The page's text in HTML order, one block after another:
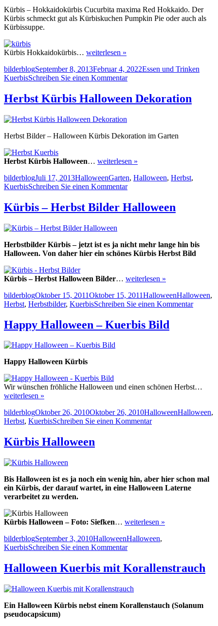
Kürbis – Hokkaidokürbis Cucurbita maxima Red Hokkaido. Der
Kürbis schmeckt gut als Kürbiskuchen Pumpkin Pie oder auch als
Kürbissuppe.
Kürbis Hokkaidokürbis… weiterlesen »
Autor
bilderblogVeröffentlicht
am
September 8, 2013Februar 4, 2022Kategorien
Essen und Trinken
KuerbisSchreiben Sie einen Kommentarzu
Hokkaidokürbis
Herbst Kürbis Halloween Dekoration
Herbst Bilder – Halloween Kürbis Dekoration im Garten
Herbst Kürbis Halloween… weiterlesen »
Autor
bilderblogVeröffentlicht
am
Juli 17, 2013Kategorien
HalloweenSchlagwörter
Garten, Halloween, Herbst,
KuerbisSchreiben Sie einen Kommentarzu
Kürbis
Halloween
Kürbis – Herbst Bilder Halloween
Herbstbilder Kürbis – jetzt ist es ja nicht mehr lange hin bis
Halloween. Von daher hier ein schönes Kürbis Herbst Bild
Kürbis – Herbst Halloween Bilder… weiterlesen »
Autor
bilderblogVeröffentlicht
am
Oktober 15, 2011Oktober 15, 2011Kategorien
HalloweenSchlagwörter
Halloween,
Herbst, Herbstbilder, KuerbisSchreiben Sie einen Kommentarzu
Happy Halloween – Kuerbis Bild
Happy Halloween Kürbis
Wir wünschen fröhliche Halloween und einen schönen Herbst…
weiterlesen »
Autor
bilderblogVeröffentlicht
am
Oktober 26, 2010Oktober 26, 2010Kategorien
HalloweenSchlagwörter
Halloween,
Herbst, KuerbisSchreiben Sie einen Kommentarzu
Kürbis Halloween
Bis Halloween ist es ja noch ein wenig hin, aber hier schon mal
ein Kürbis, der darauf wartet, in eine Halloween Laterne
verarbeitet zu werden.
Kürbis Halloween – Foto: Siefken… weiterlesen »
Autor
bilderblogVeröffentlicht
am
September 3, 2010Kategorien
HalloweenSchlagwörter
Halloween,
KuerbisSchreiben Sie einen Kommentarzu
Halloween
Halloween Kuerbis mit Korallenstrauch
Ein Halloween Kürbis nebst einem Korallenstauch (Solanum
pseudocapsicum)